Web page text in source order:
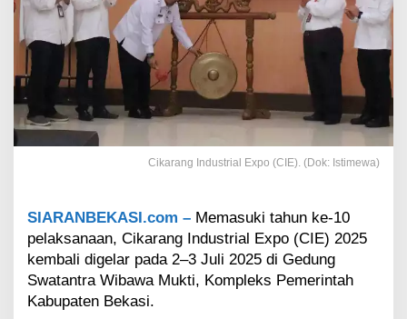
I
n
d
u
r
i
b
p
a
t
e
Cikarang Industrial Expo (CIE). (Dok: Istimewa)
SIARANBEKASI.com – Memasuki tahun ke-10
pelaksanaan, Cikarang Industrial Expo (CIE) 2025
kembali digelar pada 2–3 Juli 2025 di Gedung
Swatantra Wibawa Mukti, Kompleks Pemerintah
Kabupaten Bekasi.